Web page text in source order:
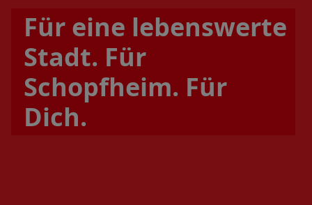
Für eine lebenswerte
Stadt. Für
Schopfheim. Für
Dich.